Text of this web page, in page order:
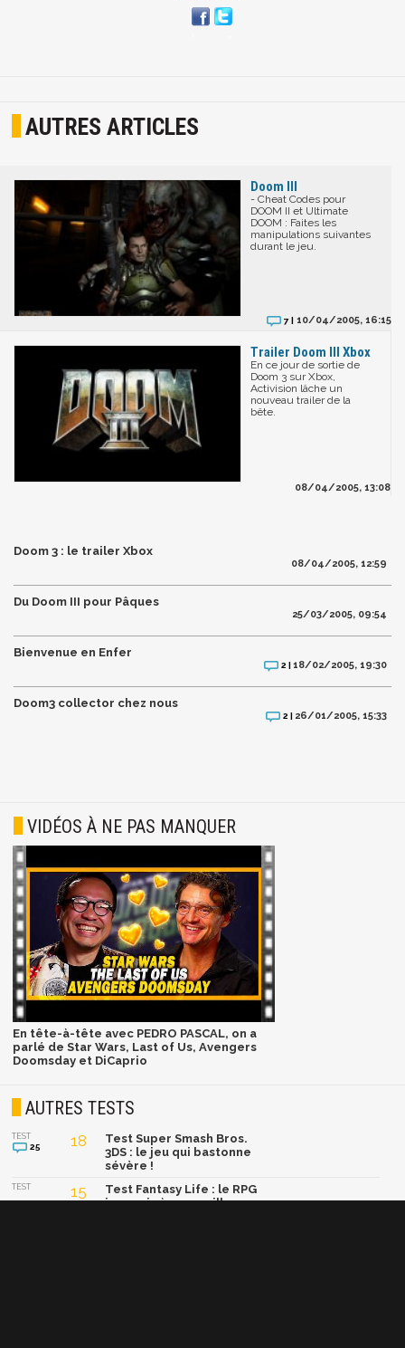
AUTRES ARTICLES
Doom III
- Cheat Codes pour
DOOM II et Ultimate
DOOM : Faites les
manipulations suivantes
durant le jeu.
7 | 10/04/2005, 16:15
Trailer Doom III Xbox
En ce jour de sortie de
Doom 3 sur Xbox,
Activision lâche un
nouveau trailer de la
bête.
08/04/2005, 13:08
Doom 3 : le trailer Xbox
08/04/2005, 12:59
Du Doom III pour Pâques
25/03/2005, 09:54
Bienvenue en Enfer
2 | 18/02/2005, 19:30
Doom3 collector chez nous
2 | 26/01/2005, 15:33
VIDÉOS À NE PAS MANQUER
En tête-à-tête avec PEDRO PASCAL, on a
parlé de Star Wars, Last of Us, Avengers
Doomsday et DiCaprio
AUTRES TESTS
TEST
25 18
Test Super Smash Bros.
3DS : le jeu qui bastonne
sévère !
TEST 15
Test Fantasy Life : le RPG
japonais à son meilleur